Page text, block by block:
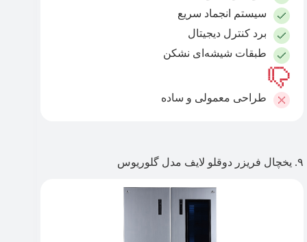
سیستم انجماد سریع
برد کنترل دیجیتال
طبقات شیشه‌ای نشکن
طراحی معمولی و ساده
۹. یخچال فریزر دوقلو لایف مدل گلوریوس